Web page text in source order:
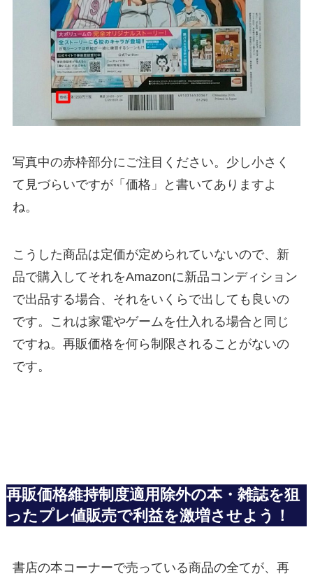
写真中の赤枠部分にご注目ください。少し小さく
て見づらいですが「価格」と書いてありますよ
ね。
こうした商品は定価が定められていないので、新
品で購入してそれをAmazonに新品コンディション
で出品する場合、それをいくらで出しても良いの
です。これは家電やゲームを仕入れる場合と同じ
ですね。再販価格を何ら制限されることがないの
です。
再販価格維持制度適用除外の本・雑誌を狙
ったプレ値販売で利益を激増させよう！
書店の本コーナーで売っている商品の全てが、再